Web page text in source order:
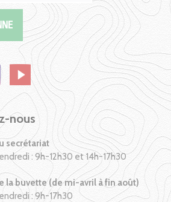
nous
secrétariat
: 9h-12h30 et 14h-17h30
la buvette (de mi-avril à fin août)
: 9h-17h30